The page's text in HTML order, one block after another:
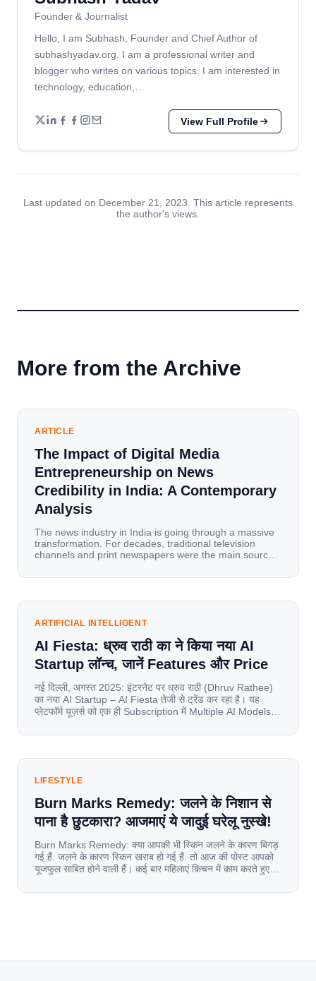
Founder & Journalist
Hello, I am Subhash, Founder and Chief Author of
subhashyadav.org. I am a professional writer and
blogger who writes on various topics. I am interested in
technology, education,…
View Full Profile
Last updated on December 21, 2023. This article represents
the author's views.
More from the Archive
ARTICLE
The Impact of Digital Media
Entrepreneurship on News
Credibility in India: A Contemporary
Analysis
The news industry in India is going through a massive
transformation. For decades, traditional television
channels and print newspapers were the main sources
mobile data, affordable smartphones, and high-speed
has become a mobile-first market where consumers
ARTIFICIAL INTELLIGENT
AI Fiesta: ध्रुव राठी का ने किया नया AI
Startup लॉन्च, जानें Features और Price
नई दिल्ली, अगस्त 2025: इंटरनेट पर ध्रुव राठी (Dhruv Rathee)
का नया AI Startup – AI Fiesta तेजी से ट्रेंड कर रहा है। यह
प्लेटफॉर्म यूज़र्स को एक ही Subscription में Multiple AI Models
यूज़र्स का जबरदस्त रिस्पॉन्स लॉन्च के तुरंत […]
LIFESTYLE
Burn Marks Remedy: जलने के निशान से
पाना है छुटकारा? आजमाएं ये जादुई घरेलू नुस्खे!
Burn Marks Remedy: क्या आपकी भी स्किन जलने के कारण बिगड़
गई हैं. जलने के कारण स्किन खराब हो गई हैं. तो आज की पोस्ट आपको
यूजफुल साबित होने वाली हैं। कई बार महिलाएं किचन में काम करते हुए
[…]